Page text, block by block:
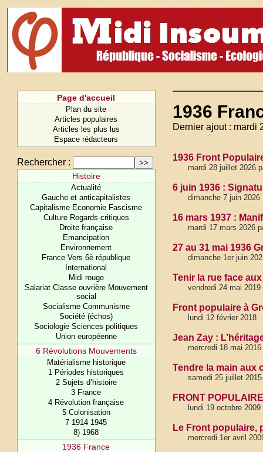
Page d'accueil
Plan du site
Articles populaires
Articles les plus lus
Espace rédacteurs
Rechercher :
Histoire
Actualité
Gauche et anticapitalistes
Capitalisme Economie Fascisme
Culture Regards critiques
Droite française
Emancipation
Environnement
France Vers 6è république
International
Midi rouge
Salariat Classe ouvrière Mouvement
social
Socialisme Communisme
Société (échos)
Sociologie Sciences politiques
Union européenne
6 Révolutions Mouvements
Matérialisme historique
1 Périodes historiques
2 Sujets d’histoire
3 France
4 Révolution française
5 Colonisation
7 1914 1945
8) 1968
1936 France
1936
Dernier ajout : mardi
1936 Front
mardi 28 juillet 2026
6 juin 1936 :
dimanche 7 juin 2026
16 mars 1937 :
mardi 17 mars 2026
27 au 31 mai 1936
dimanche 1er juin
Tenir la rue face
vendredi 24 mai 2019
Front populaire à
lundi 12 février 2018
Jean Zay :
mercredi 18 mai 2016
Tendre la main aux
samedi 25 juillet 2015
FRONT
lundi 19 octobre 2009
Le Front populaire,
mercredi 1er avril